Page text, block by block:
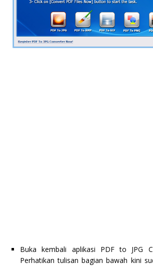
Buka kembali aplikasi PDF to JPG
Perhatikan tulisan bagian bawah kini